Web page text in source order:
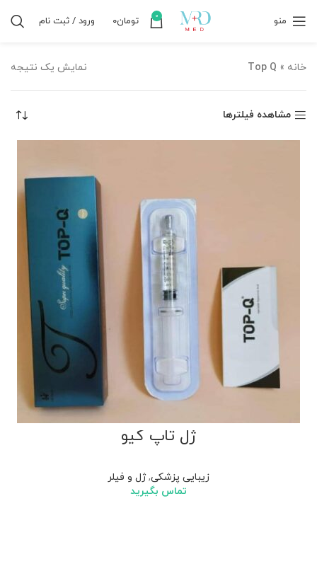
منو 0 تومان۰ ورود / ثبت نام
خانه »
Top Q نمایش یک نتیجه
مشاهده فیلترها
ژل تاپ کیو
زیبایی پزشکی,ژل و فیلر
تماس بگیرید